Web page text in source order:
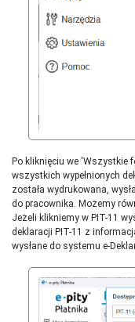
Po kliknięciu we 'Wszystkie
wszystkich wypełnionych
została wydrukowana,
do pracownika. Możemy
Jeżeli klikniemy w PIT-11
deklaracji PIT-11 z
wysłane do systemu e-